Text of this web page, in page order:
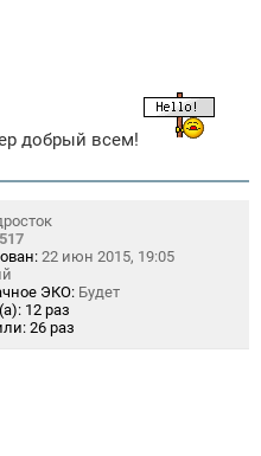
добрый всем!
517
22 июн 2015, 19:05
ЭКО: Будет
12 раз
26 раз